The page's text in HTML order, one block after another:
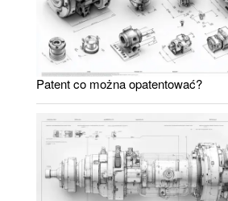
Patent co można opatentować?